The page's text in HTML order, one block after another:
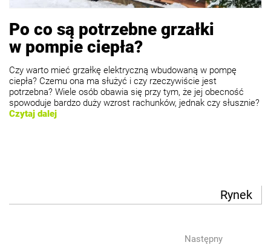
Po co są potrzebne grzałki
w pompie ciepła?
Czy warto mieć grzałkę elektryczną wbudowaną w pompę
ciepła? Czemu ona ma służyć i czy rzeczywiście jest
potrzebna? Wiele osób obawia się przy tym, że jej obecność
spowoduje bardzo duży wzrost rachunków, jednak czy słusznie?
Czytaj dalej
Rynek
Następny